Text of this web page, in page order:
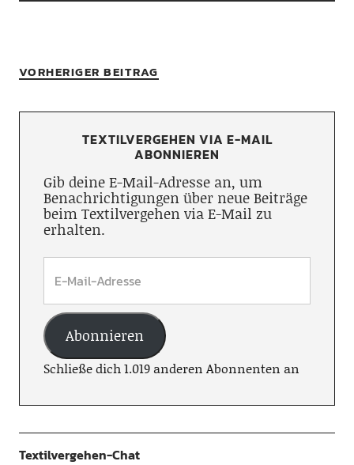
VORHERIGER BEITRAG
TEXTILVERGEHEN VIA E-MAIL
ABONNIEREN
Gib deine E-Mail-Adresse an, um
Benachrichtigungen über neue Beiträge
beim Textilvergehen via E-Mail zu
erhalten.
Abonnieren
Schließe dich 1.019 anderen Abonnenten an
Textilvergehen-Chat